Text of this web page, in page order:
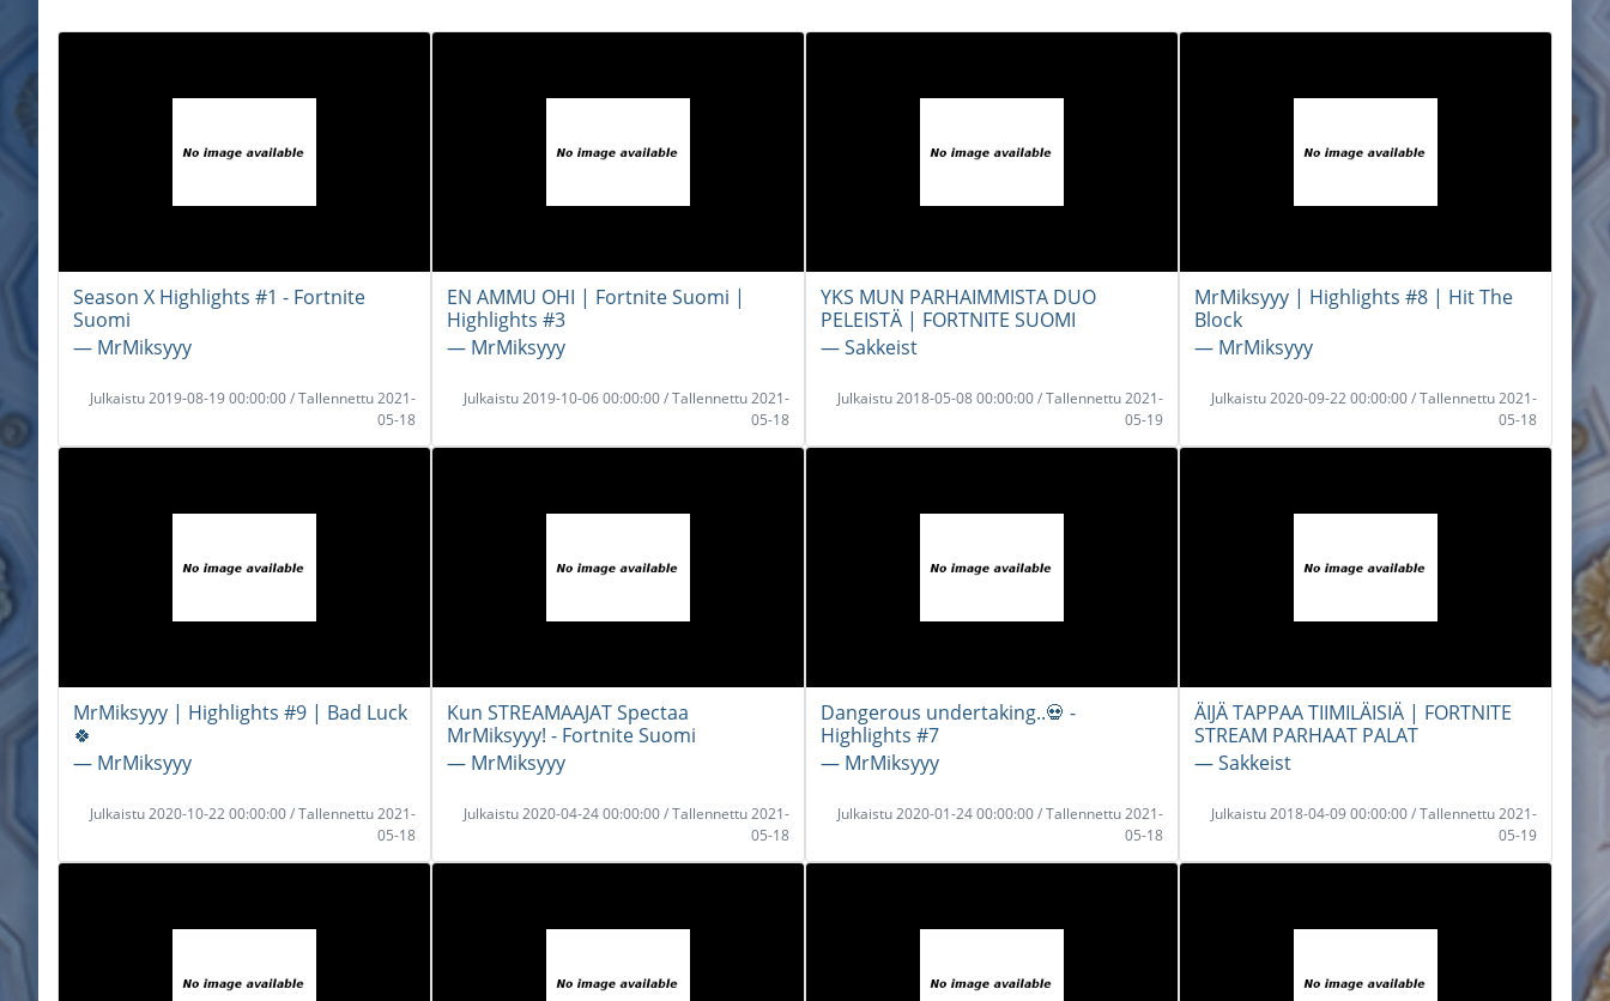
Season X Highlights #1 - Fortnite
Suomi
― MrMiksyyy
Julkaistu 2019-08-19 00:00:00 / Tallennettu 2021-
05-18
EN AMMU OHI | Fortnite Suomi |
Highlights #3
― MrMiksyyy
Julkaistu 2019-10-06 00:00:00 / Tallennettu 2021-
05-18
YKS MUN PARHAIMMISTA DUO
PELEISTÄ | FORTNITE SUOMI
― Sakkeist
Julkaistu 2018-05-08 00:00:00 / Tallennettu 2021-
05-19
MrMiksyyy | Highlights #8 | Hit The
Block
― MrMiksyyy
Julkaistu 2020-09-22 00:00:00 / Tallennettu 2021-
05-18
MrMiksyyy | Highlights #9 | Bad Luck
🍀
― MrMiksyyy
Julkaistu 2020-10-22 00:00:00 / Tallennettu 2021-
05-18
Kun STREAMAAJAT Spectaa
MrMiksyyy! - Fortnite Suomi
― MrMiksyyy
Julkaistu 2020-04-24 00:00:00 / Tallennettu 2021-
05-18
Dangerous undertaking..💀 -
Highlights #7
― MrMiksyyy
Julkaistu 2020-01-24 00:00:00 / Tallennettu 2021-
05-18
ÄIJÄ TAPPAA TIIMILÄISIÄ | FORTNITE
STREAM PARHAAT PALAT
― Sakkeist
Julkaistu 2018-04-09 00:00:00 / Tallennettu 2021-
05-19